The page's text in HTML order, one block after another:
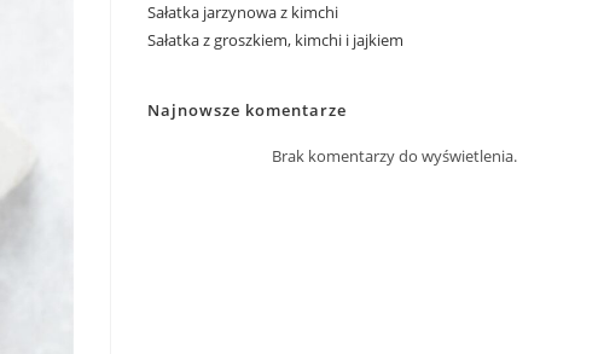
Sałatka jarzynowa z kimchi
Sałatka z groszkiem, kimchi i jajkiem
Najnowsze komentarze
Brak komentarzy do wyświetlenia.